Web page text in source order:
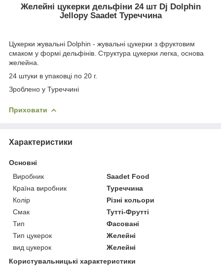
Желейні цукерки дельфіни 24 шт Dj Dolphin
Jellopy Saadet Туреччина
Цукерки жувальні Dolphin - жувальні цукерки з фруктовим
смаком у формі дельфінів. Структура цукерки легка, основа
желейна.
24 штуки в упаковці по 20 г.
Зроблено у Туреччині
Приховати
Характеристики
Основні
Виробник
Saadet Food
Країна виробник
Туреччина
Колір
Різні кольори
Смак
Тутті-Фрутті
Тип
Фасовані
Тип цукерок
Желейні
вид цукерок
Желейні
Користувальницькі характеристики